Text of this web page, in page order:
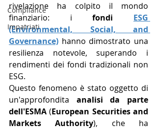
Compliance
Impatriati
rivelazione ha colpito il mondo
finanziario: i fondi ESG
(Environmental, Social, and
Governance) hanno dimostrato una
resilienza notevole, superando i
rendimenti dei fondi tradizionali non
ESG.
Questo fenomeno è stato oggetto di
un'approfondita analisi da parte
dell'ESMA (European Securities and
Markets Authority), che ha